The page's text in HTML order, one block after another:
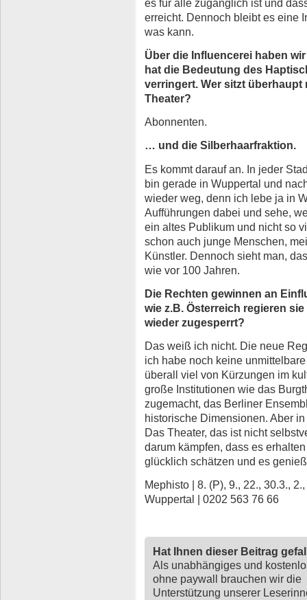
es für alle zugänglich ist und
erreicht. Dennoch bleibt es eine
was kann.
Über die Influencerei haben
hat die Bedeutung des
verringert. Wer sitzt
Theater?
Abonnenten.
… und die Silberhaarfraktion.
Es kommt darauf an. In jeder
bin gerade in Wuppertal und
wieder weg, denn ich lebe ja in
Aufführungen dabei und sehe,
ein altes Publikum und nicht so
schon auch junge Menschen,
Künstler. Dennoch sieht man,
wie vor 100 Jahren.
Die Rechten gewinnen an
wie z.B. Österreich regieren
wieder zugesperrt?
Das weiß ich nicht. Die neue
ich habe noch keine
überall viel von Kürzungen im
große Institutionen wie das
zugemacht, das Berliner
historische Dimensionen. Aber
Das Theater, das ist nicht
darum kämpfen, dass es
glücklich schätzen und es
Mephisto | 8. (P), 9., 22., 30.3.,
Wuppertal | 0202 563 76 66
Hat Ihnen dieser Beitrag
Als unabhängiges und
ohne paywall brauchen wir die
Unterstützung unserer